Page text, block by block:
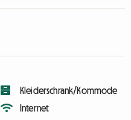
Kleiderschrank/Kommode
Internet